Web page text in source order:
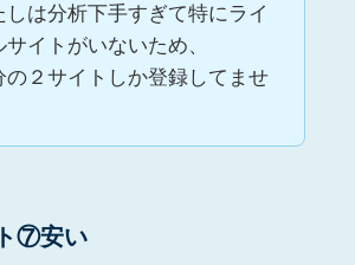
しは分析下手すぎて特にライ
サイトがいないため、
の２サイトしか登録してませ
⑦安い